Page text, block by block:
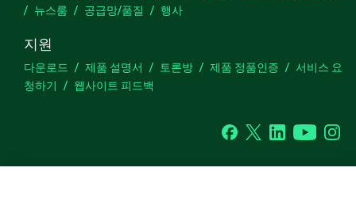
뉴스룸
공급망/품질 행사
지원
다운로드 제품 설명서 토론방 제품 정품인증
서비스 요
청하기
웹사이트 피드백
Facebook
TwitterLinkedIn